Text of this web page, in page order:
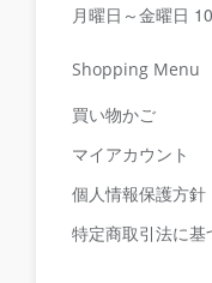
月曜日～金曜日
Shopping Menu
買い物かご
マイアカウント
個人情報保護方針
特定商取引法に基